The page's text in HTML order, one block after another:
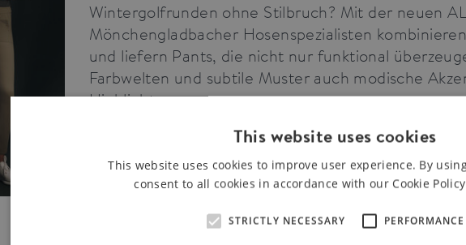
Wintergolfrunden ohne Stilbruch? Mit der neuen
Mönchengladbacher Hosenspezialisten
und liefern Pants, die nicht nur funktional
Farbwelten und subtile Muster auch modische
Highlights.
Pressetext Bilder für Online
This website uses cookies
This website uses cookies to improve user experience. By
consent to all cookies in accordance with our Cookie
STRICTLY NECESSARY PERFORMANCE